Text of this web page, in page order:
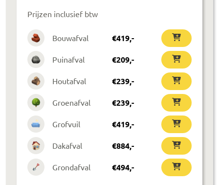
Prijzen inclusief btw
Bouwafval €419,-
Puinafval €209,-
Houtafval €239,-
Groenafval €239,-
Grofvuil €419,-
Dakafval €884,-
Grondafval €494,-